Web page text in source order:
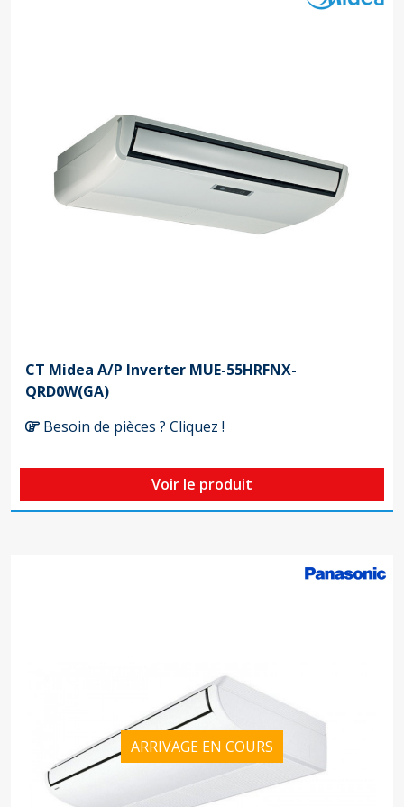
CT Midea A/P Inverter MUE-55HRFNX-
QRD0W(GA)
Besoin de pièces ? Cliquez !
Voir le produit
ARRIVAGE EN COURS